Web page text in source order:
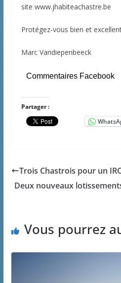
site www.jhabiteachastre.be
Protégez-vous bien et
Marc Vandiepenbeeck
Commentaires Facebook
Partager :
Trois Chastrois pour un
Deux nouveaux
Vous pourrez